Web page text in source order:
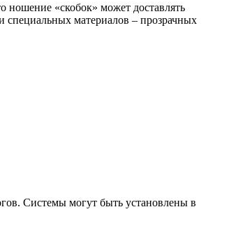
ношение «скобок» может доставлять
специальных материалов – прозрачных
Системы могут быть установлены в